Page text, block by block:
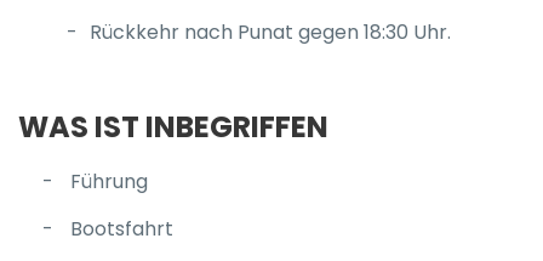
Rückkehr nach Punat gegen 18:30 Uhr.
WAS IST INBEGRIFFEN
Führung
Bootsfahrt